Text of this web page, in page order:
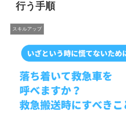
行う手順
スキルアップ